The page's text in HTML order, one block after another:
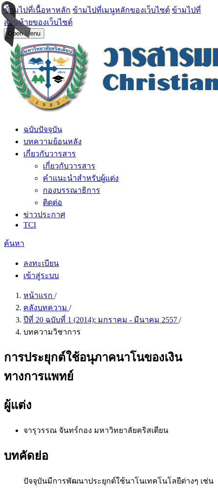
ข้ามไปที่เนื้อหาหลัก ข้ามไปที่เมนูหลักของเว็บไซต์ ข้ามไปที่
ส่วนท้ายของเว็บไซต์
Open Menu
ฉบับปัจจุบัน
บทความย้อนหลัง
เกี่ยวกับวารสาร
เกี่ยวกับวารสาร
คำแนะนำสำหรับผู้แต่ง
กองบรรณาธิการ
ติดต่อ
ข่าวประกาศ
TCI
ค้นหา
ลงทะเบียน
เข้าสู่ระบบ
หน้าแรก /
คลังบทความ /
ปีที่ 20 ฉบับที่ 1 (2014): มกราคม - มีนาคม 2557 /
บทความวิชาการ
การประยุกต์ใช้อนุภาคนาโนของเงิน
ทางการแพทย์
ผู้แต่ง
จารุวรรณ จันทร์กอง มหาวิทยาลัยคริสเตียน
บทคัดย่อ
ปัจจุบันมีการพัฒนาประยุกต์ใช้นาโนเทคโนโลยีต่างๆ เช่น